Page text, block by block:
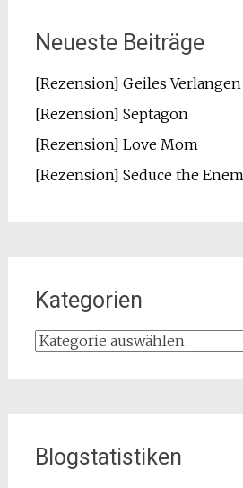
Neueste Beiträge
[Rezension] Geiles Verlangen
[Rezension] Septagon
[Rezension] Love Mom
[Rezension] Seduce the
Kategorien
Kategorien
Blogstatistiken